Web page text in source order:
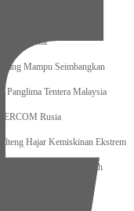
Bansos Cair
Mampu Seimbangkan
Panglima Tentera Malaysia
Rusia
Hajar Kemiskinan Ekstrem
Lawatan ke Timur Tengah